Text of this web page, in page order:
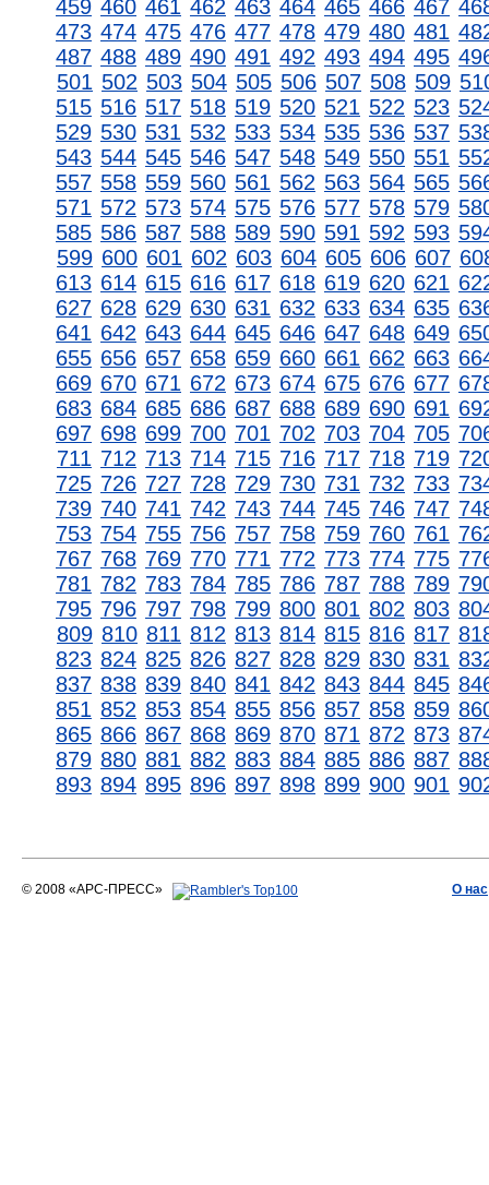
459 460 461 462 463 464 465 466 467
473 474 475 476 477 478 479 480 481
487 488 489 490 491 492 493 494 495
501 502 503 504 505 506 507 508 509
515 516 517 518 519 520 521 522 523
529 530 531 532 533 534 535 536 537
543 544 545 546 547 548 549 550 551
557 558 559 560 561 562 563 564 565
571 572 573 574 575 576 577 578 579
585 586 587 588 589 590 591 592 593
599 600 601 602 603 604 605 606 607
613 614 615 616 617 618 619 620 621
627 628 629 630 631 632 633 634 635
641 642 643 644 645 646 647 648 649
655 656 657 658 659 660 661 662 663
669 670 671 672 673 674 675 676 677
683 684 685 686 687 688 689 690 691
697 698 699 700 701 702 703 704 705
711 712 713 714 715 716 717 718 719
725 726 727 728 729 730 731 732 733
739 740 741 742 743 744 745 746 747
753 754 755 756 757 758 759 760 761
767 768 769 770 771 772 773 774 775
781 782 783 784 785 786 787 788 789
795 796 797 798 799 800 801 802 803
809 810 811 812 813 814 815 816 817
823 824 825 826 827 828 829 830 831
837 838 839 840 841 842 843 844 845
851 852 853 854 855 856 857 858 859
865 866 867 868 869 870 871 872 873
879 880 881 882 883 884 885 886 887
893 894 895 896 897 898 899 900 901
© 2008 «АРС-ПРЕСС» О нас